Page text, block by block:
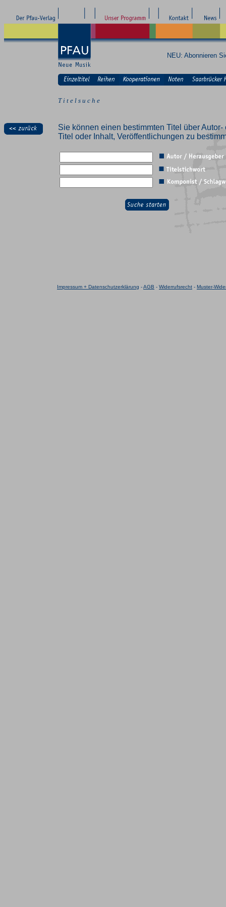
NEU: Abonnieren
T i t e l s u c h e
Sie können einen bestimmten Titel über
Titel oder Inhalt, Veröffentlichungen zu
Impressum + Datenschutzerklärung -AGB - Widerrufsrecht - Muster-